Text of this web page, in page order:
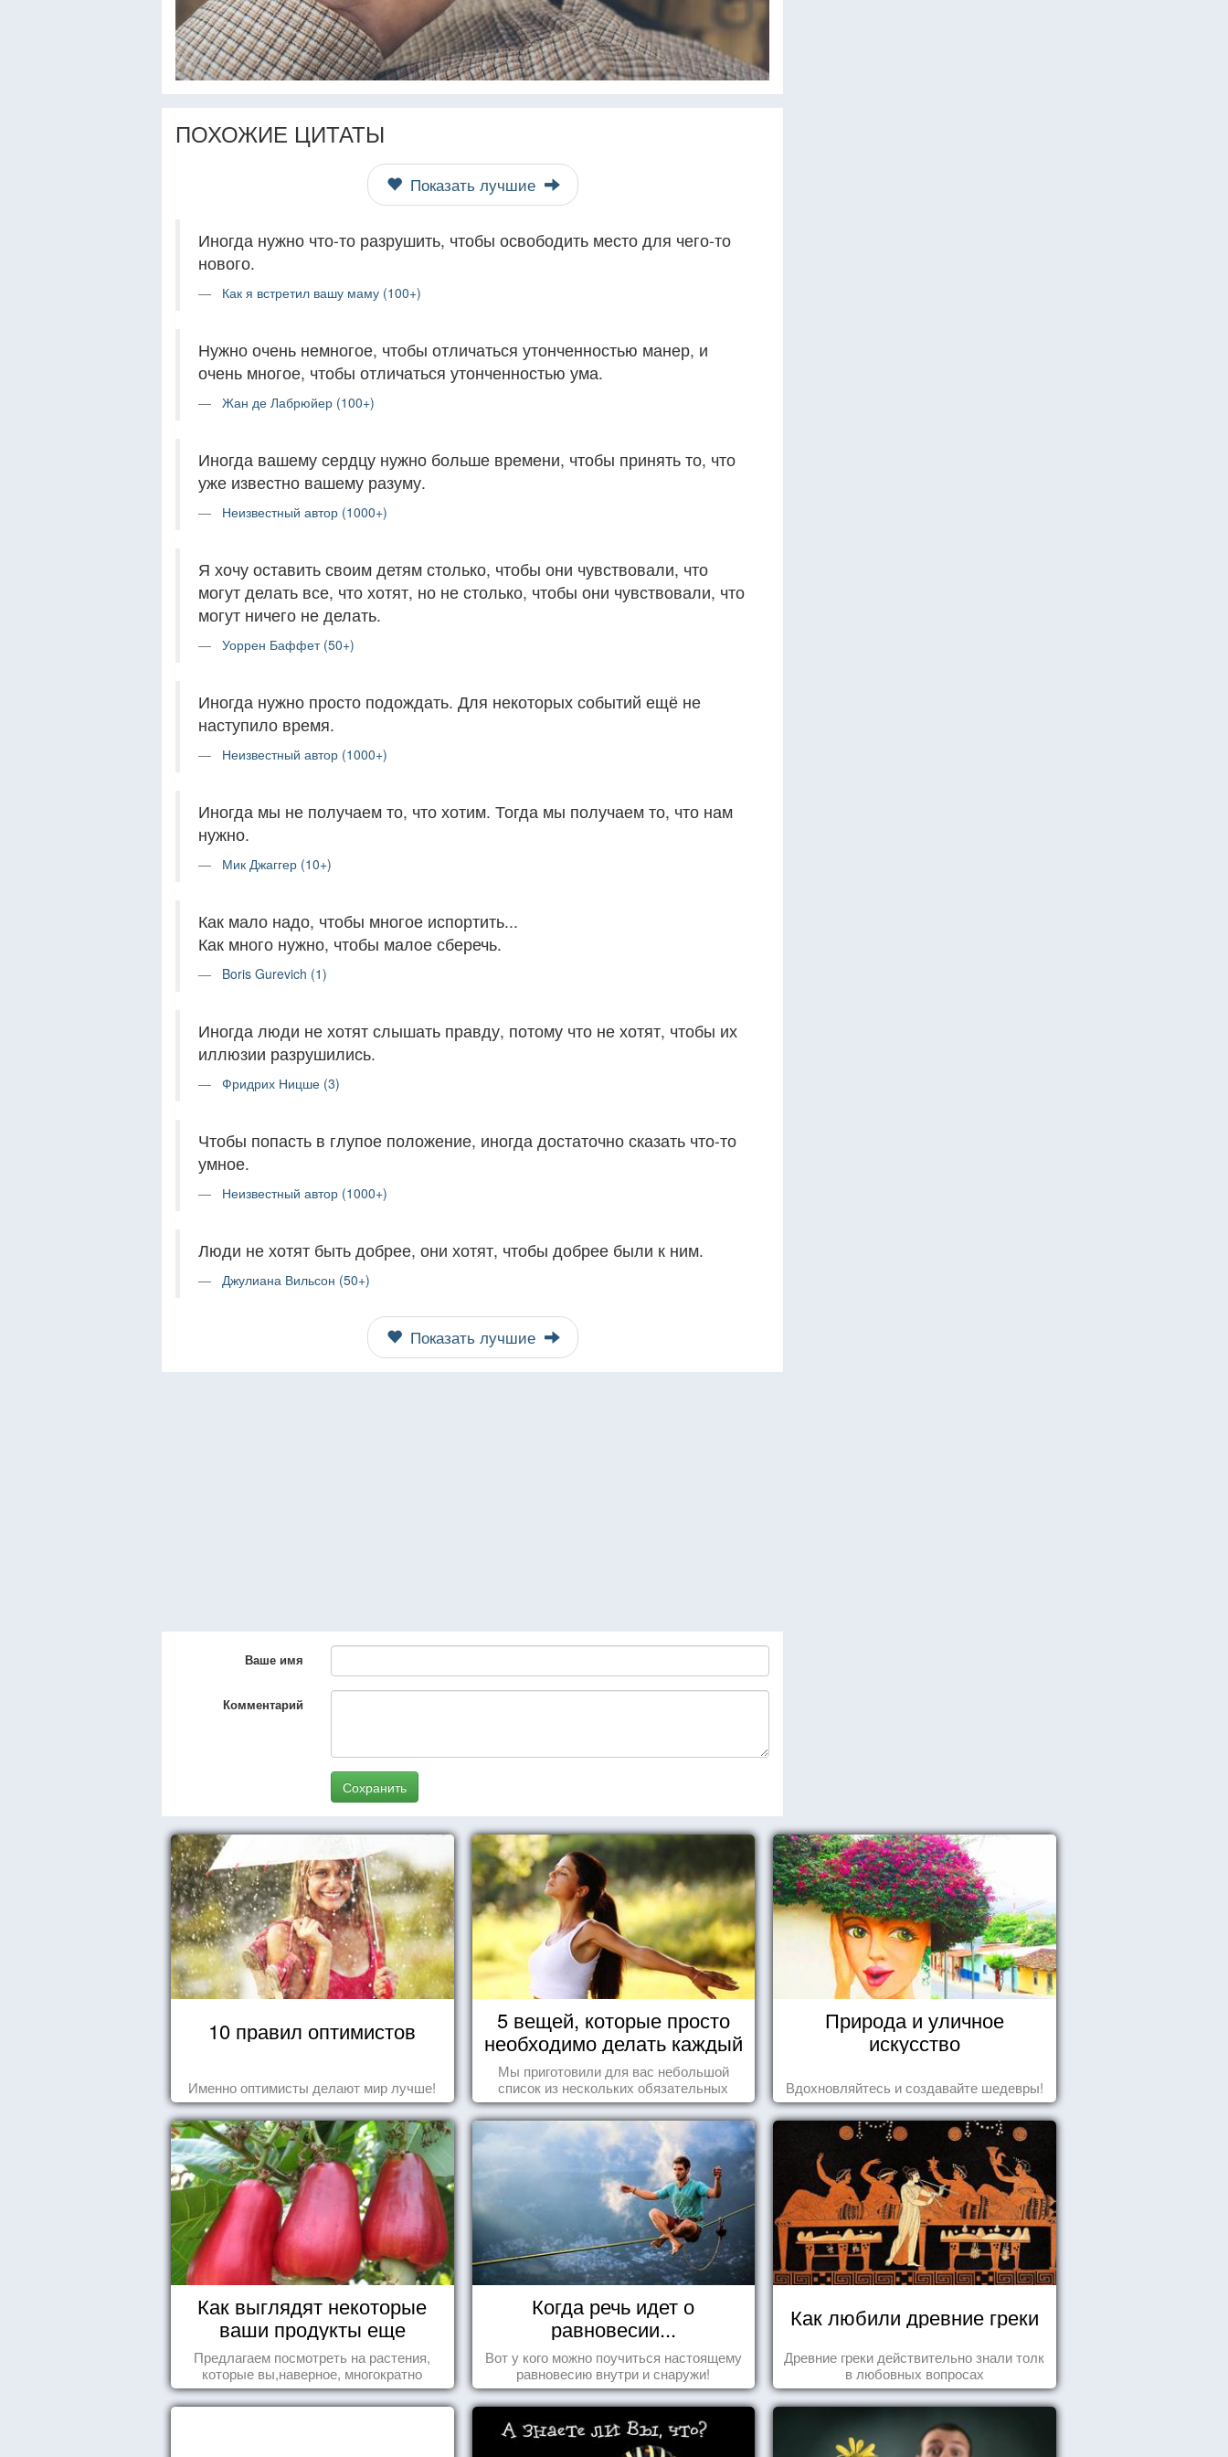
ПОХОЖИЕ ЦИТАТЫ
Показать лучшие
Иногда нужно что-то разрушить, чтобы освободить место для чего-то
нового.
Как я встретил вашу маму (100+)
Нужно очень немногое, чтобы отличаться утонченностью манер, и
очень многое, чтобы отличаться утонченностью ума.
Жан де Лабрюйер (100+)
Иногда вашему сердцу нужно больше времени, чтобы принять то, что
уже известно вашему разуму.
Неизвестный автор (1000+)
Я хочу оставить своим детям столько, чтобы они чувствовали, что
могут делать все, что хотят, но не столько, чтобы они чувствовали, что
могут ничего не делать.
Уоррен Баффет (50+)
Иногда нужно просто подождать. Для некоторых событий ещё не
наступило время.
Неизвестный автор (1000+)
Иногда мы не получаем то, что хотим. Тогда мы получаем то, что нам
нужно.
Мик Джаггер (10+)
Как мало надо, чтобы многое испортить...
Как много нужно, чтобы малое сберечь.
Boris Gurevich (1)
Иногда люди не хотят слышать правду, потому что не хотят, чтобы их
иллюзии разрушились.
Фридрих Ницше (3)
Чтобы попасть в глупое положение, иногда достаточно сказать что-то
умное.
Неизвестный автор (1000+)
Люди не хотят быть добрее, они хотят, чтобы добрее были к ним.
Джулиана Вильсон (50+)
Показать лучшие
Ваше имя
Комментарий
Сохранить
10 правил оптимистов
Именно оптимисты делают мир лучше!
5 вещей, которые просто
необходимо делать каждый
день
Мы приготовили для вас небольшой
список из нескольких обязательных
вещей, которые должны стать частью
вашего дня.
Природа и уличное
искусство
Вдохновляйтесь и создавайте шедевры!
Как выглядят некоторые
ваши продукты еще
живыми?
Предлагаем посмотреть на растения,
которые вы,наверное, многократно
видели , но никогда не представляли
себе, что употребляете их в пищу.
Когда речь идет о
равновесии...
Вот у кого можно поучиться настоящему
равновесию внутри и снаружи!
Как любили древние греки
Древние греки действительно знали толк
в любовных вопросах